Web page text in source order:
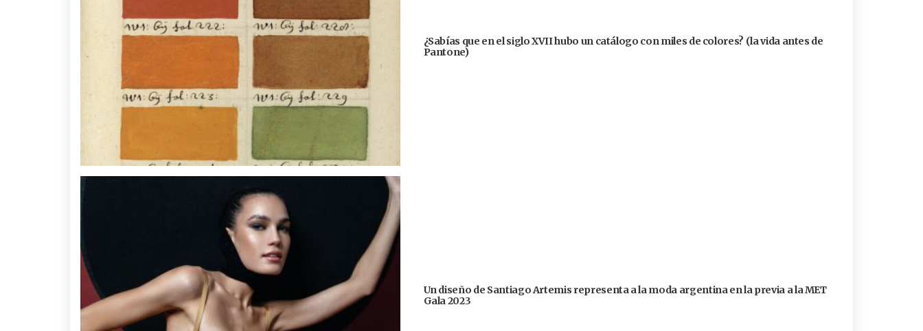
¿Sabías que en el siglo XVII hubo un catálogo con miles de colores? (la vida antes de
Pantone)
Un diseño de Santiago Artemis representa a la moda argentina en la previa a la MET
Gala 2023